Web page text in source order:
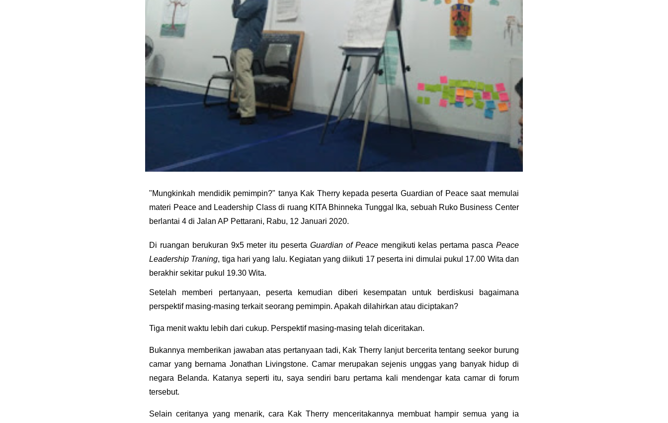
"Mungkinkah mendidik pemimpin?" tanya Kak Therry kepada peserta Guardian of Peace saat memulai
materi Peace and Leadership Class di ruang KITA Bhinneka Tunggal Ika, sebuah Ruko Business Center
berlantai 4 di Jalan AP Pettarani, Rabu, 12 Januari 2020.
Di ruangan berukuran 9x5 meter itu peserta Guardian of Peacemengikuti kelas pertama pasca Peace
Leadership Traning, tiga hari yang lalu. Kegiatan yang diikuti 17 peserta ini dimulai pukul 17.00 Wita dan
berakhir sekitar pukul 19.30 Wita.
Setelah memberi pertanyaan, peserta kemudian diberi kesempatan untuk berdiskusi bagaimana
perspektif masing-masing terkait seorang pemimpin. Apakah dilahirkan atau diciptakan?
Tiga menit waktu lebih dari cukup. Perspektif masing-masing telah diceritakan.
Bukannya memberikan jawaban atas pertanyaan tadi, Kak Therry lanjut bercerita tentang seekor burung
camar yang bernama Jonathan Livingstone. Camar merupakan sejenis unggas yang banyak hidup di
negara Belanda. Katanya seperti itu, saya sendiri baru pertama kali mendengar kata camar di forum
tersebut.
Selain ceritanya yang menarik, cara Kak Therry menceritakannya membuat hampir semua yang ia